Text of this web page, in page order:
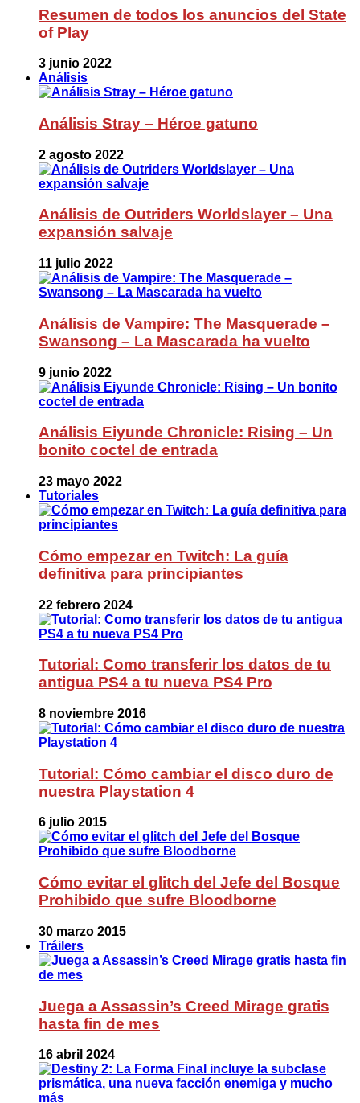
Resumen de todos los anuncios del State
of Play
3 junio 2022
Análisis
Análisis Stray – Héroe gatuno
2 agosto 2022
Análisis de Outriders Worldslayer – Una
expansión salvaje
11 julio 2022
Análisis de Vampire: The Masquerade –
Swansong – La Mascarada ha vuelto
9 junio 2022
Análisis Eiyunde Chronicle: Rising – Un
bonito coctel de entrada
23 mayo 2022
Tutoriales
Cómo empezar en Twitch: La guía
definitiva para principiantes
22 febrero 2024
Tutorial: Como transferir los datos de tu
antigua PS4 a tu nueva PS4 Pro
8 noviembre 2016
Tutorial: Cómo cambiar el disco duro de
nuestra Playstation 4
6 julio 2015
Cómo evitar el glitch del Jefe del Bosque
Prohibido que sufre Bloodborne
30 marzo 2015
Tráilers
Juega a Assassin’s Creed Mirage gratis
hasta fin de mes
16 abril 2024